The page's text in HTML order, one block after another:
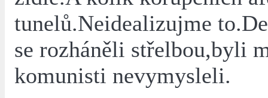
tunelů.Neidealizujme
se rozháněli střelbou,byli
komunisti nevymysleli.